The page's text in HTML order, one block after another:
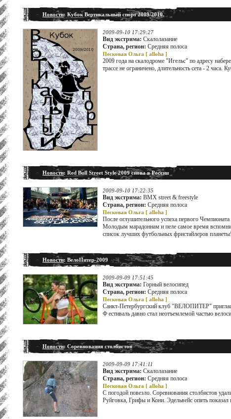
Новости: Кубок Вертикальный спорт 2009/2010.
2009-09-10 17:29:27
Вид экстрима: Скалолазание
Страна, регион: Средняя полоса
Песковая Ольга [ alloha ]
2009 года на скалодроме "Игельс" по адресу
трассе не ограничено, длительность сета - 2 часа.
Новости: Red Bull Street Style 2009 снова в России
2009-09-10 17:22:35
Вид экстрима: BMX street & freestyle
Страна, регион: Средняя полоса
Песковая Ольга [ alloha ]
После оглушительного успеха первого
Молодым марадоннам и пеле самое время
список лучших футбольных фристайлеров планеты!
Новости: ВелоПитер-2009
2009-09-09 17:51:45
Вид экстрима: Горный велосипед
Страна, регион: Средняя полоса
Песковая Ольга [ alloha ]
Санкт-Петербургский клуб "ВЕЛОПИТЕР"
Ф естиваль давно стал неотъемлемой частью
Новости: Соревнования столбистов
2009-09-09 17:41:11
Вид экстрима: Скалолазание
Страна, регион: Средняя полоса
Песковая Ольга [ alloha ]
С погодой повезло. Соревнования столбистов
Руйговка, Грифы и Кони. Эдельвейс опять показал